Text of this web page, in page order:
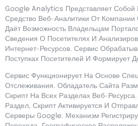
Google Analytics Представляет Собой
Средство Веб-Аналитики От
Даёт Возможность Владельцам
Сведения О Посетителях И
Интернет-Ресурсов. Сервис
Поступках Посетителей И Формирует
Сервис Функционирует На Основе
Отслеживания. Обладатель Сайта
Скрипт На Всех Разделах Веб-Ресурса.
Раздел, Скрипт Активируется И
Серверы Google. Механизм